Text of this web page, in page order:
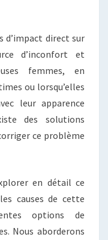
d’impact direct sur
d’inconfort et
femmes, en
ou lorsqu’elles
leur apparence
des solutions
ce problème
en détail ce
causes de cette
options de
Nous aborderons